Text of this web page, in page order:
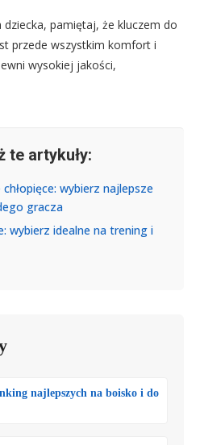
dziecka, pamiętaj, że kluczem do
przede wszystkim komfort i
wysokiej jakości,
te artykuły:
chłopięce: wybierz najlepsze
gracza
wybierz idealne na trening i
najlepszych na boisko i do